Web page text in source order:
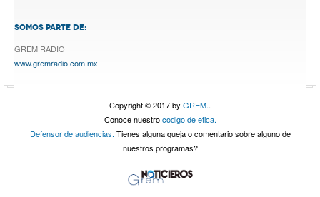
SOMOS PARTE DE:
GREM RADIO
www.gremradio.com.mx
Copyright © 2017 by GREM..
Conoce nuestrocodigo de etica.
Defensor de audiencias. Tienes alguna queja o comentario sobre alguno de
nuestros programas?